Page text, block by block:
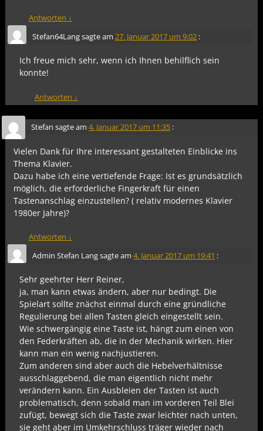
Antworten ↓
Stefan64Langsagte am 27. Januar 2017 um 9:02 :
Ich freue mich sehr, wenn ich Ihnen behilflich sein
konnte!
Antworten ↓
Stefan sagte am 4. Januar 2017 um 11:35 :
Vielen Dank für Ihre interessant gestalteten Einblicke ins
Thema Klavier.
Dazu habe ich eine vertiefende Frage: Ist es grundsätzlich
möglich, die erforderliche Fingerkraft für einen
Tastenanschlag einzustellen? ( relativ modernes Klavier
1980er Jahre)?
Antworten ↓
Admin Stefan Langsagte am 4. Januar 2017 um 19:41 :
Sehr geehrter Herr Reiner,
ja, man kann etwas ändern, aber nur bedingt. Die
Spielart sollte znächst einmal durch eine gründliche
Regulierung bei allen Tasten gleich eingestellt sein.
Wie schwergängig eine Taste ist, hängt zum einen von
den Federkräften ab, die in der Mechanik wirken. Hier
kann man ein wenig nachjustieren.
Zum anderen sind aber auch die Hebelverhältnisse
ausschlaggebend, die man eigentlich nicht mehr
verändern kann. Ein Ausbleien der Tasten ist auch
problematisch, denn sobald man im vorderen Teil Blei
zufügt, bewegt sich die Taste zwar leichter nach unten,
sie geht aber im Umkehrschluss träger wieder nach